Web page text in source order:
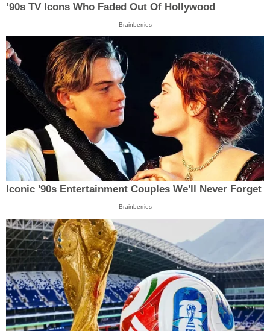
’90s TV Icons Who Faded Out Of Hollywood
Brainberries
Iconic '90s Entertainment Couples We'll Never Forget
Brainberries